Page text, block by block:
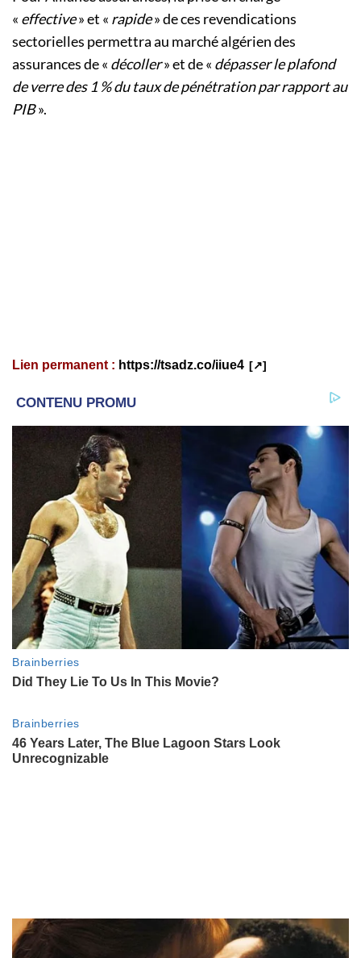
« effective» et « rapide» de ces revendications
sectorielles permettra au marché algérien des
assurances de « décoller» et de « dépasser le plafond
de verre des 1 % du taux de pénétration par rapport au
PIB».
Lien permanent : https://tsadz.co/iiue4